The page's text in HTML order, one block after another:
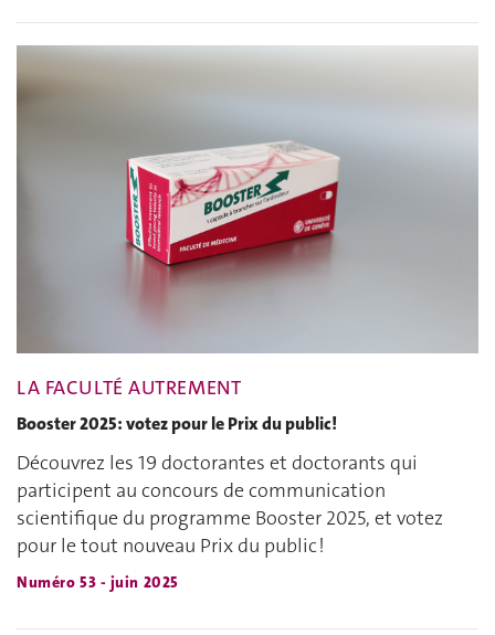
LA FACULTÉ AUTREMENT
Booster 2025: votez pour le Prix du public!
Découvrez les 19 doctorantes et doctorants qui
participent au concours de communication
scientifique du programme Booster 2025, et votez
pour le tout nouveau Prix du public !
Numéro 53 - juin 2025